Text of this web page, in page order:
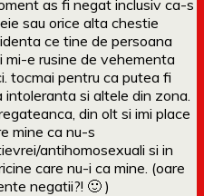
as fi negat inclusiv ca-s
sau orice alta chestie
ce tine de persoana
mi-e rusine de vehementa
tocmai pentru ca putea fi
si altele din zona.
din olt si imi place
mine ca nu-s
antihomosexuali si in
care nu-i ca mine. (oare
negatii?! 🙂 )